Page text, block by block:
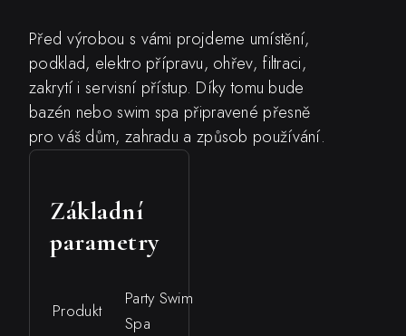
Před výrobou s vámi projdeme umístění,
podklad, elektro přípravu, ohřev, filtraci,
zakrytí i servisní přístup. Díky tomu bude
bazén nebo swim spa připravené přesně
pro váš dům, zahradu a způsob používání.
Základní
parametry
Produkt
Party Swim
Spa